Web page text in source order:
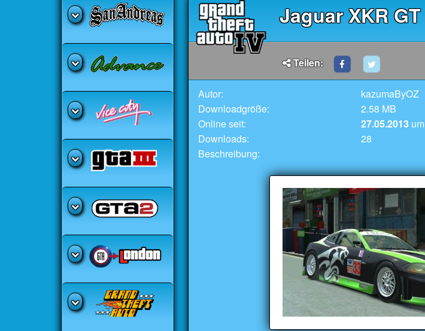
Jaguar XKR GT
Teilen:
Autor:
kazumaByOZ
Downloadgröße:
2.58 MB
Online seit:
27.05.2013um
Downloads:
28
Beschreibung: